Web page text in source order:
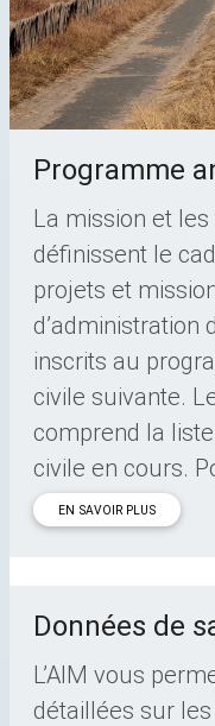
Programme
La mission et les
définissent le
projets et
d’administration
inscrits au
civile suivante.
comprend la
civile en cours.
EN SAVOIR PLUS
Données de
L’AIM vous
détaillées sur